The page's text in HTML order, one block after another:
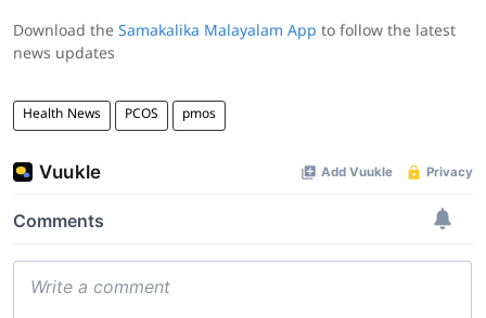
Download the Samakalika Malayalam App to follow the latest
news updates
Health News PCOS pmos